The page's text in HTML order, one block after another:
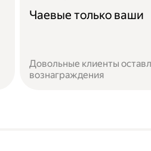
Чаевые только ваши
Довольные клиенты
вознаграждения